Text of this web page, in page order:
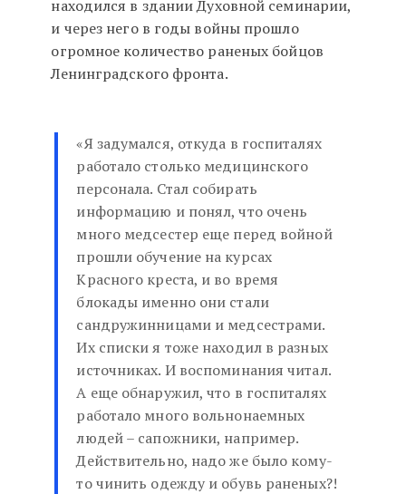
находился в здании Духовной семинарии,
и через него в годы войны прошло
огромное количество раненых бойцов
Ленинградского фронта.
«Я задумался, откуда в госпиталях
работало столько медицинского
персонала. Стал собирать
информацию и понял, что очень
много медсестер еще перед войной
прошли обучение на курсах
Красного креста, и во время
блокады именно они стали
сандружинницами и медсестрами.
Их списки я тоже находил в разных
источниках. И воспоминания читал.
А еще обнаружил, что в госпиталях
работало много вольнонаемных
людей – сапожники, например.
Действительно, надо же было кому-
то чинить одежду и обувь раненых?!